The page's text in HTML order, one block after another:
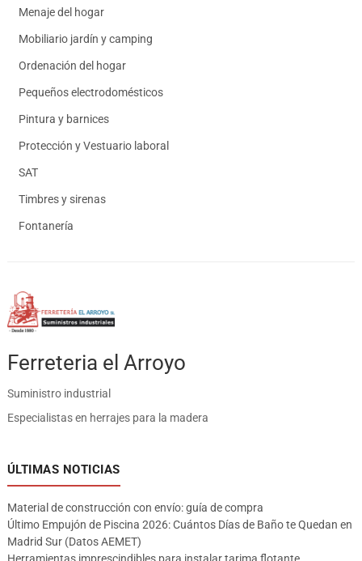
Menaje del hogar
Mobiliario jardín y camping
Ordenación del hogar
Pequeños electrodomésticos
Pintura y barnices
Protección y Vestuario laboral
SAT
Timbres y sirenas
Fontanería
Ferreteria el Arroyo
Suministro industrial
Especialistas en herrajes para la madera
ÚLTIMAS NOTICIAS
Material de construcción con envío: guía de compra
Último Empujón de Piscina 2026: Cuántos Días de Baño te Quedan en
Madrid Sur (Datos AEMET)